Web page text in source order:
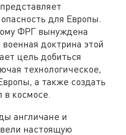
для Европы.
ФРГ вынуждена
доктрина этой
цель добиться
технологическое,
а также создать
в космосе.
англичане и
настоящую